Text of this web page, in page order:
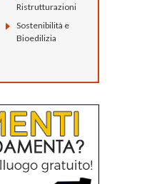
Ristrutturazioni
Sostenibilità e
Bioedilizia